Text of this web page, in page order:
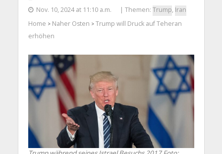
Nov. 10, 2024 at 11:10 a.m.
| Themen: Trump, Iran
Home > Naher Osten > Trump will Druck auf Teheran
erhöhen